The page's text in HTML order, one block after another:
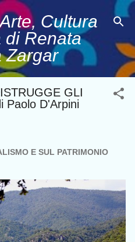
principaliCultura
di Renata
Zargar
GLI
Paolo D'Arpini
E SUL PATRIMONIO